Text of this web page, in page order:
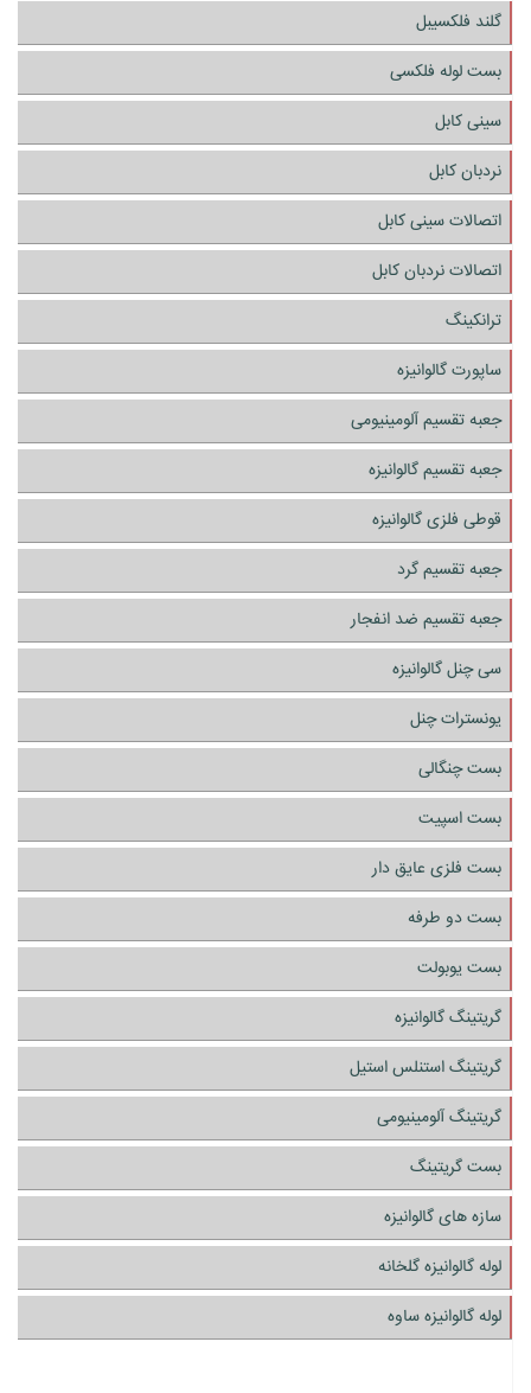
گلند فلکسیبل
بست لوله فلکسی
سینی کابل
نردبان کابل
اتصالات سینی کابل
اتصالات نردبان کابل
ترانکینگ
ساپورت گالوانیزه
جعبه تقسیم آلومینیومی
جعبه تقسیم گالوانیزه
قوطی فلزی گالوانیزه
جعبه تقسیم گرد
جعبه تقسیم ضد انفجار
سی چنل گالوانیزه
یونسترات چنل
بست چنگالی
بست اسپیت
بست فلزی عایق دار
بست دو طرفه
بست یوبولت
گریتینگ گالوانیزه
گریتینگ استنلس استیل
گریتینگ آلومینیومی
بست گریتینگ
سازه های گالوانیزه
لوله گالوانیزه گلخانه
لوله گالوانیزه ساوه